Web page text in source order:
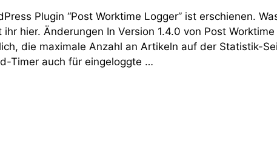
Plugin “Post Worktime Logger” ist erschienen.
hier. Änderungen In Version 1.4.0 von Post
die maximale Anzahl an Artikeln auf der Statistik-
Timer auch für eingeloggte …